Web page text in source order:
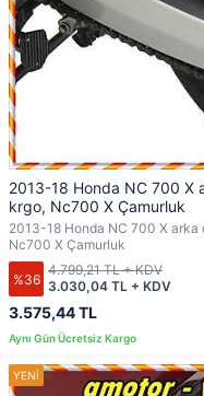
2013-18 Honda NC 700 X
krgo, Nc700 X Çamurluk
2013-18 Honda NC 700 X
Nc700 X Çamurluk
%36
3.575,44 TL
3.030,04 TL + KDV
4.799,21 TL + KDV